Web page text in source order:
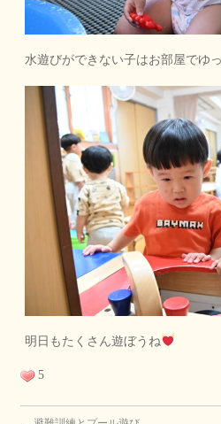
水遊びができない子はお部屋でゆ
明日もたくさん遊ぼうね
5